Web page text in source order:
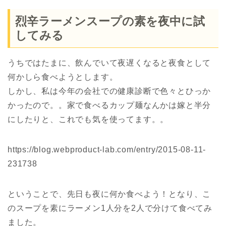
烈辛ラーメンスープの素を夜中に試
してみる
うちではたまに、飲んでいて夜遅くなると夜食として
何かしら食べようとします。
しかし、私は今年の会社での健康診断で色々とひっか
かったので。。家で食べるカップ麺なんかは嫁と半分
にしたりと、これでも気を使ってます。。
https://blog.webproduct-lab.com/entry/2015-08-11-
231738
ということで、先日も夜に何か食べよう！となり、こ
のスープを素にラーメン1人分を2人で分けて食べてみ
ました。